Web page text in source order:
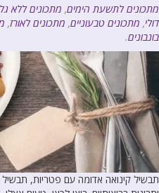
מתכונים לתשעת הימים, מתכונים ללא
דולי, מתכונים טבעוניים, מתכונים לאורז,
בונבונים.
תבשיל קינואה אדומה עם פטריות,